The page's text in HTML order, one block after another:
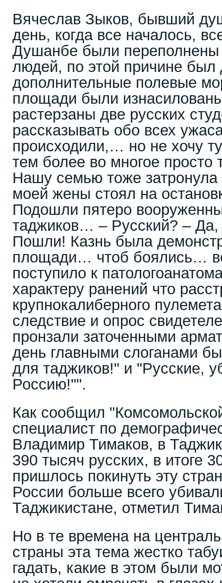
Вячеслав Зыков, бывший
день, когда все началось,
Душанбе были переполнены
людей, по этой причине был
дополнительные полевые
площади были
растерзаны две русских
рассказывать обо всех
происходили,… но не хочу
тем более во многое просто
Нашу семью тоже
моей жены стоял на
Подошли пятеро
таджиков… – Русский? –
Пошли! Казнь была
площади… чтоб боялись…
поступило к
характеру ранений что
крупнокалиберного
следствие и опрос
пронзали заточенными
день главными слоганами
для таджиков!" и "Русские,
Россию!"".
Как сообщил
специалист по
Владимир Тимаков, в
390 тысяч русских, в итоге
пришлось покинуть эту
России больше всего
Таджикистане, отметил
Но в те времена на
страны эта тема жестко
гадать, какие в этом были